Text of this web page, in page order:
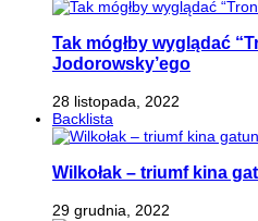
Tak mógłby wyglądać
Jodorowsky’ego
28 listopada, 2022
Backlista
Wilkołak – triumf kina
29 grudnia, 2022